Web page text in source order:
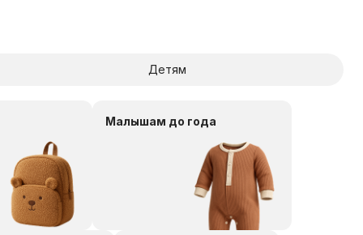
Детям
Малышам до года